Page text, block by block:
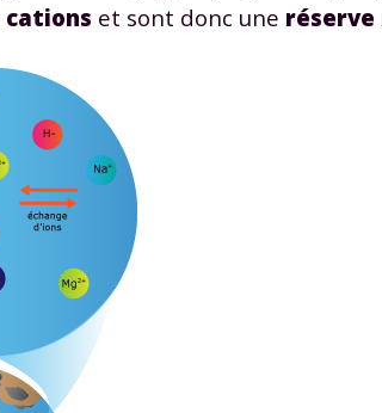
cations et sont donc une